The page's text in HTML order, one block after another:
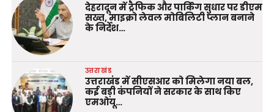
देहरादून में ट्रैफिक और पार्किंग सुधार पर डीएम
सख्त, माइक्रो लेवल मोबिलिटी प्लान बनाने
के निर्देश…
उत्तराखंड
उत्तराखंड में सीएसआर को मिलेगा नया बल,
कई बड़ी कंपनियों ने सरकार के साथ किए
एमओयू…